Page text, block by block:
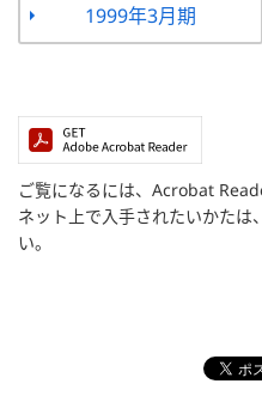
1999年3月期
ご覧になるには、Acrobat
ネット上で入手されたいかたは
い。